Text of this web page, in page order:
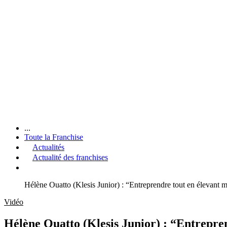
...
Toute la Franchise
Actualités
Actualité des franchises
Hélène Ouatto (Klesis Junior) : “Entreprendre tout en élevant
Vidéo
Hélène Ouatto (Klesis Junior) :